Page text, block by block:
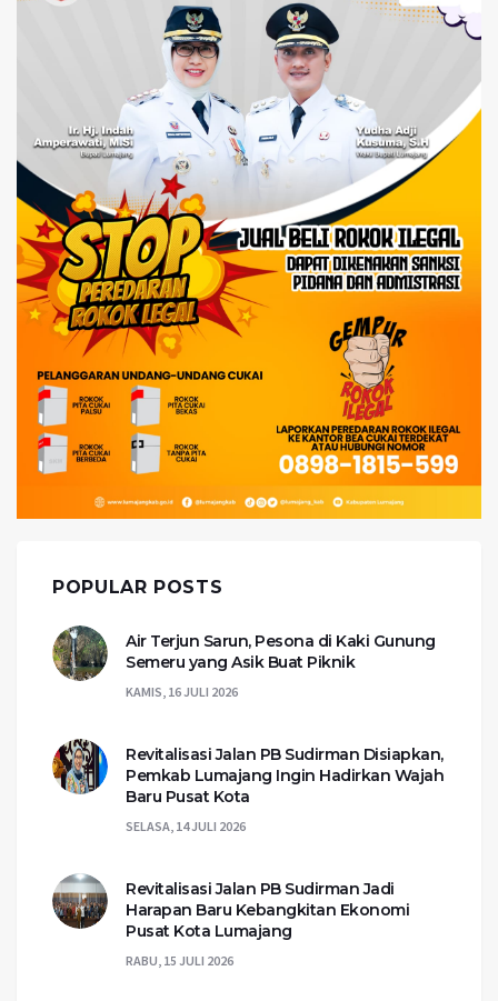
POPULAR POSTS
Air Terjun Sarun, Pesona di Kaki Gunung
Semeru yang Asik Buat Piknik
KAMIS, 16 JULI 2026
Revitalisasi Jalan PB Sudirman Disiapkan,
Pemkab Lumajang Ingin Hadirkan Wajah
Baru Pusat Kota
SELASA, 14 JULI 2026
Revitalisasi Jalan PB Sudirman Jadi
Harapan Baru Kebangkitan Ekonomi
Pusat Kota Lumajang
RABU, 15 JULI 2026